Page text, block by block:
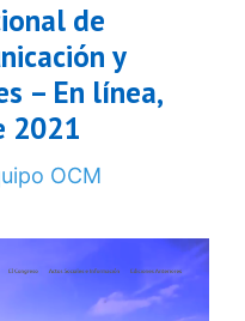
de
y
– En línea,
2021
OCM